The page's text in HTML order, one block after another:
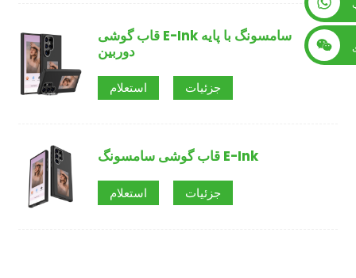
قاب گوشی E-Ink سامسونگ با پایه
دوربین
استعلام جزئیات
قاب گوشی سامسونگ E-Ink
استعلام جزئیات